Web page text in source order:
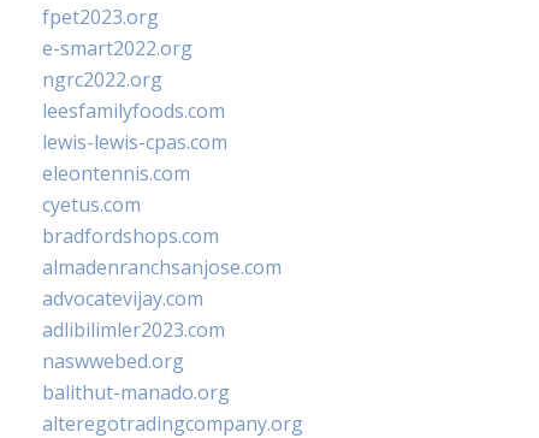
fpet2023.org
e-smart2022.org
ngrc2022.org
leesfamilyfoods.com
lewis-lewis-cpas.com
eleontennis.com
cyetus.com
bradfordshops.com
almadenranchsanjose.com
advocatevijay.com
adlibilimler2023.com
naswwebed.org
balithut-manado.org
alteregotradingcompany.org